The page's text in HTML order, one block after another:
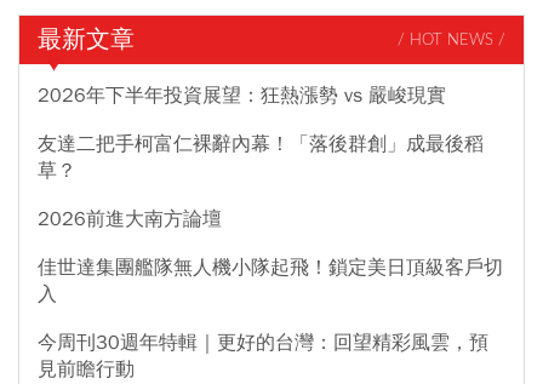
最新文章 / HOT NEWS /
2026年下半年投資展望：狂熱漲勢 vs 嚴峻現實
友達二把手柯富仁裸辭內幕！「落後群創」成最後稻
草？
2026前進大南方論壇
佳世達集團艦隊無人機小隊起飛！鎖定美日頂級客戶切
入
今周刊30週年特輯｜更好的台灣：回望精彩風雲，預
見前瞻行動